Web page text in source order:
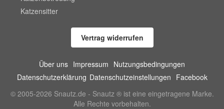
Katzensitter
Vertrag widerrufen
Über uns Impressum Nutzungsbedingungen
Datenschutzerklärung Datenschutzeinstellungen Facebook
© 2005-2026 Snautz.de - Snautz ® ist eine eingetragene Marke.
Alle Rechte vorbehalten.